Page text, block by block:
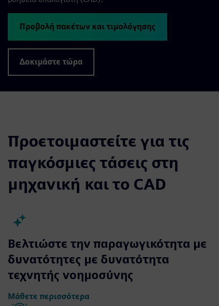
Προβολή πακέτων και τιμολόγησης
Δοκιμάστε τώρα
Προετοιμαστείτε για τις
παγκόσμιες τάσεις στη
μηχανική και το CAD
Βελτιώστε την παραγωγικότητα με
δυνατότητες με δυνατότητα
τεχνητής νοημοσύνης
Μάθετε περισσότερα